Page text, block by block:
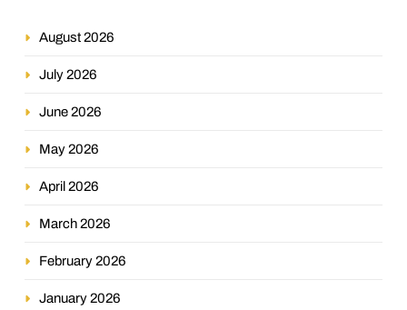
August 2026
July 2026
June 2026
May 2026
April 2026
March 2026
February 2026
January 2026